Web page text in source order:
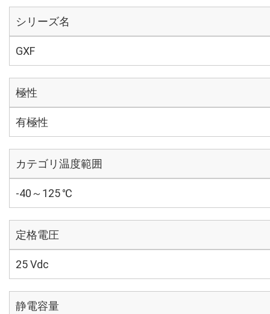
シリーズ名
GXF
極性
有極性
カテゴリ温度範囲
-40～125 ℃
定格電圧
25 Vdc
静電容量